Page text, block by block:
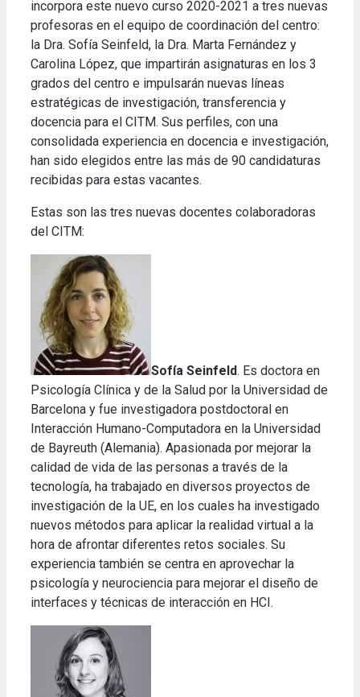
incorpora este nuevo curso 2020-2021 a tres nuevas
profesoras en el equipo de coordinación del centro:
la Dra. Sofía Seinfeld, la Dra. Marta Fernández y
Carolina López, que impartirán asignaturas en los 3
grados del centro e impulsarán nuevas líneas
estratégicas de investigación, transferencia y
docencia para el CITM. Sus perfiles, con una
consolidada experiencia en docencia e investigación,
han sido elegidos entre las más de 90 candidaturas
recibidas para estas vacantes.
Estas son las tres nuevas docentes colaboradoras
del CITM:
Sofía Seinfeld. Es doctora en
Psicología Clínica y de la Salud por la Universidad de
Barcelona y fue investigadora postdoctoral en
Interacción Humano-Computadora en la Universidad
de Bayreuth (Alemania). Apasionada por mejorar la
calidad de vida de las personas a través de la
tecnología, ha trabajado en diversos proyectos de
investigación de la UE, en los cuales ha investigado
nuevos métodos para aplicar la realidad virtual a la
hora de afrontar diferentes retos sociales. Su
experiencia también se centra en aprovechar la
psicología y neurociencia para mejorar el diseño de
interfaces y técnicas de interacción en HCI.